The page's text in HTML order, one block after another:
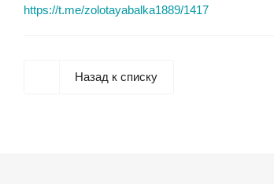
https://t.me/zolotayabalka1889/1417
Назад к списку